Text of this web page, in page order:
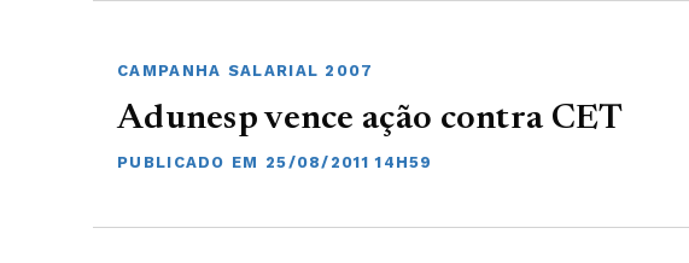
CAMPANHA SALARIAL 2007
Adunesp vence ação contra CET
PUBLICADO EM 25/08/2011 14H59